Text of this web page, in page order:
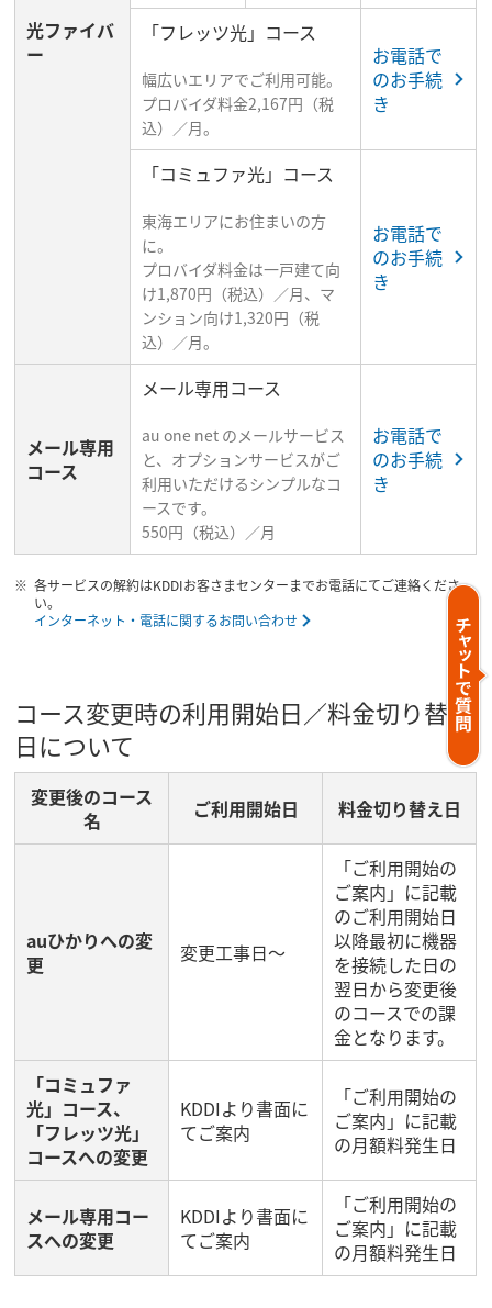
光ファイバ
ー
「フレッツ光」コース
幅広いエリアでご利用可能。
プロバイダ料金2,167円（税
込）／月。
お電話で
のお手続
き
「コミュファ光」コース
東海エリアにお住まいの方
に。
プロバイダ料金は一戸建て向
け1,870円（税込）／月、マ
ンション向け1,320円（税
込）／月。
お電話で
のお手続
き
メール専用
コース
メール専用コース
au one net のメールサービス
と、オプションサービスがご
利用いただけるシンプルなコ
ースです。
550円（税込）／月
お電話で
のお手続
き
各サービスの解約はKDDIお客さまセンターまでお電話にてご連絡くださ
い。
インターネット・電話に関するお問い合わせ
コース変更時の利用開始日／料金切り替え
日について
変更後のコース
名
ご利用開始日 料金切り替え日
auひかりへの変
更
変更工事日～
「ご利用開始の
ご案内」に記載
のご利用開始日
以降最初に機器
を接続した日の
翌日から変更後
のコースでの課
金となります。
「コミュファ
光」コース、
「フレッツ光」
コースへの変更
KDDIより書面に
てご案内
「ご利用開始の
ご案内」に記載
の月額料発生日
メール専用コー
スへの変更
KDDIより書面に
てご案内
「ご利用開始の
ご案内」に記載
の月額料発生日